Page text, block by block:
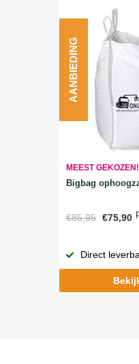
MEEST GEKOZEN!
Bigbag
€85,95 €75,90
AANBIEDING
Direct